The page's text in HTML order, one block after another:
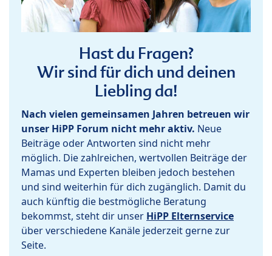
Hast du Fragen?
Wir sind für dich und deinen
Liebling da!
Nach vielen gemeinsamen Jahren betreuen wir
unser HiPP Forum nicht mehr aktiv. Neue
Beiträge oder Antworten sind nicht mehr
möglich. Die zahlreichen, wertvollen Beiträge der
Mamas und Experten bleiben jedoch bestehen
und sind weiterhin für dich zugänglich. Damit du
auch künftig die bestmögliche Beratung
bekommst, steht dir unser HiPP Elternservice
über verschiedene Kanäle jederzeit gerne zur
Seite.